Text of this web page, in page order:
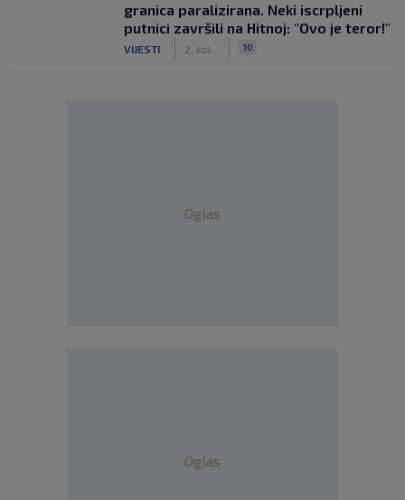
granica paralizirana. Neki iscrpljeni
putnici završili na Hitnoj: "Ovo je teror!"
VIJESTI 2. kol. 10
Oglas
Oglas